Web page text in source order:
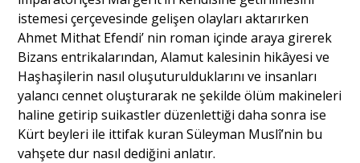
istemesi çerçevesinde gelişen olayları aktarırken
Ahmet Mithat Efendi’ nin roman içinde araya girerek
Bizans entrikalarından, Alamut kalesinin hikâyesi ve
Haşhaşilerin nasıl oluşuturulduklarını ve insanları
yalancı cennet oluşturarak ne şekilde ölüm makineleri
haline getirip suikastler düzenlettiği daha sonra ise
Kürt beyleri ile ittifak kuran Süleyman Muslî’nin bu
vahşete dur nasıl dediğini anlatır.